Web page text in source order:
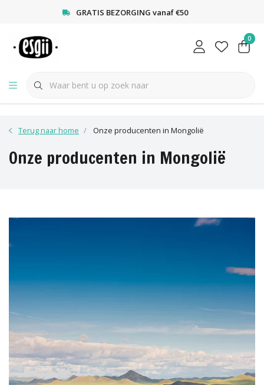
GRATIS BEZORGING vanaf €50
0
Terug naar home Onze producenten in Mongolië
Onze producenten in Mongolië